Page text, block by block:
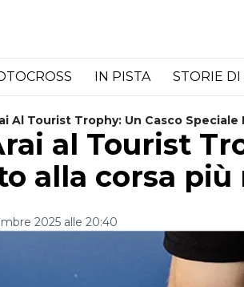
IN PISTA STORIE
Al Tourist Trophy: Un Casco
al Tourist
alla corsa
2025 alle 20:40